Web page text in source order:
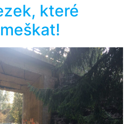
které